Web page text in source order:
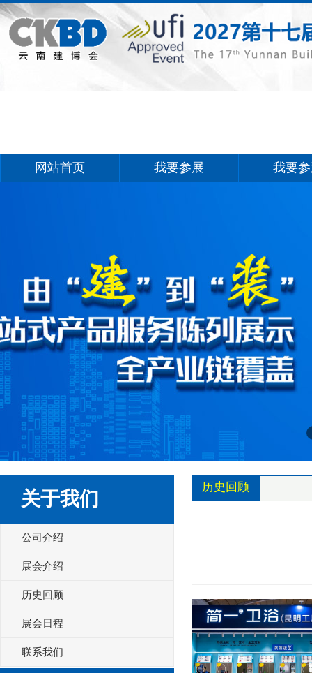
网站首页 我要参展 我要
关于我们
公司介绍
展会介绍
历史回顾
展会日程
联系我们
历史回顾